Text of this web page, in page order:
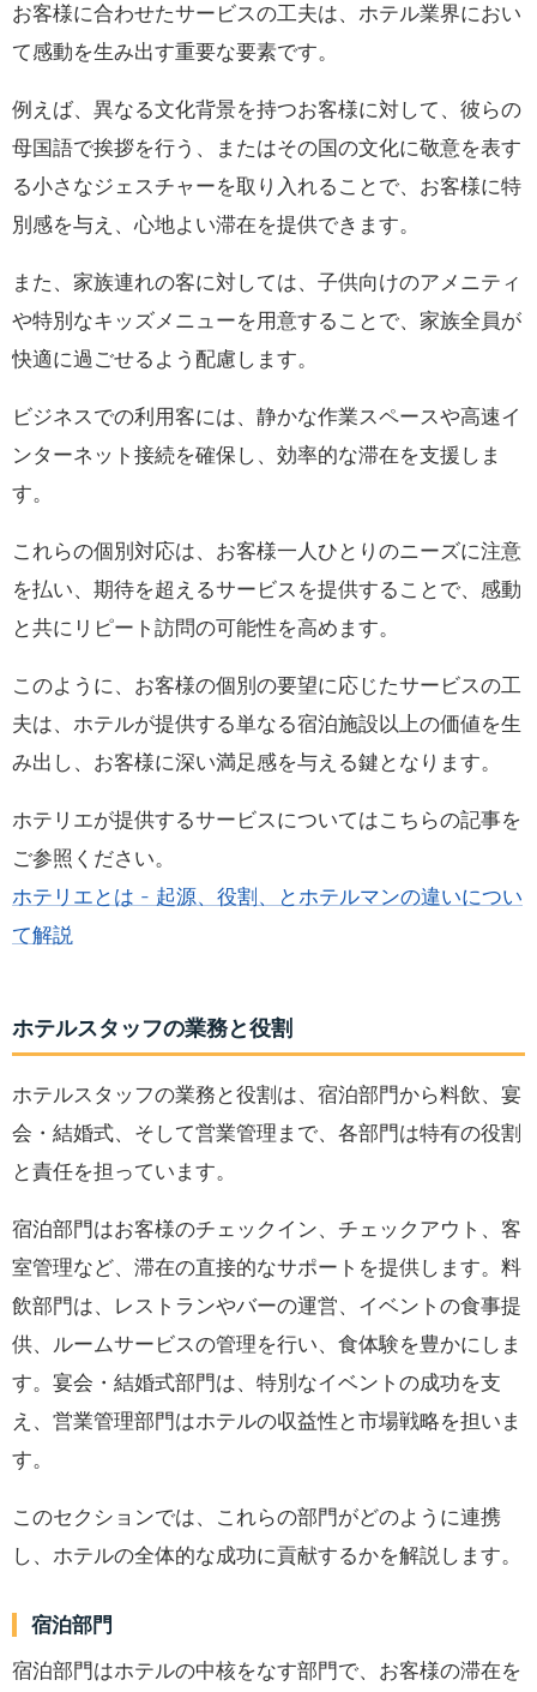
お客様に合わせたサービスの工夫は、ホテル業界におい
て感動を生み出す重要な要素です。
例えば、異なる文化背景を持つお客様に対して、彼らの
母国語で挨拶を行う、またはその国の文化に敬意を表す
る小さなジェスチャーを取り入れることで、お客様に特
別感を与え、心地よい滞在を提供できます。
また、家族連れの客に対しては、子供向けのアメニティ
や特別なキッズメニューを用意することで、家族全員が
快適に過ごせるよう配慮します。
ビジネスでの利用客には、静かな作業スペースや高速イ
ンターネット接続を確保し、効率的な滞在を支援しま
す。
これらの個別対応は、お客様一人ひとりのニーズに注意
を払い、期待を超えるサービスを提供することで、感動
と共にリピート訪問の可能性を高めます。
このように、お客様の個別の要望に応じたサービスの工
夫は、ホテルが提供する単なる宿泊施設以上の価値を生
み出し、お客様に深い満足感を与える鍵となります。
ホテリエが提供するサービスについてはこちらの記事を
ご参照ください。
ホテリエとは - 起源、役割、とホテルマンの違いについ
て解説
ホテルスタッフの業務と役割
ホテルスタッフの業務と役割は、宿泊部門から料飲、宴
会・結婚式、そして営業管理まで、各部門は特有の役割
と責任を担っています。
宿泊部門はお客様のチェックイン、チェックアウト、客
室管理など、滞在の直接的なサポートを提供します。料
飲部門は、レストランやバーの運営、イベントの食事提
供、ルームサービスの管理を行い、食体験を豊かにしま
す。宴会・結婚式部門は、特別なイベントの成功を支
え、営業管理部門はホテルの収益性と市場戦略を担いま
す。
このセクションでは、これらの部門がどのように連携
し、ホテルの全体的な成功に貢献するかを解説します。
宿泊部門
宿泊部門はホテルの中核をなす部門で、お客様の滞在を